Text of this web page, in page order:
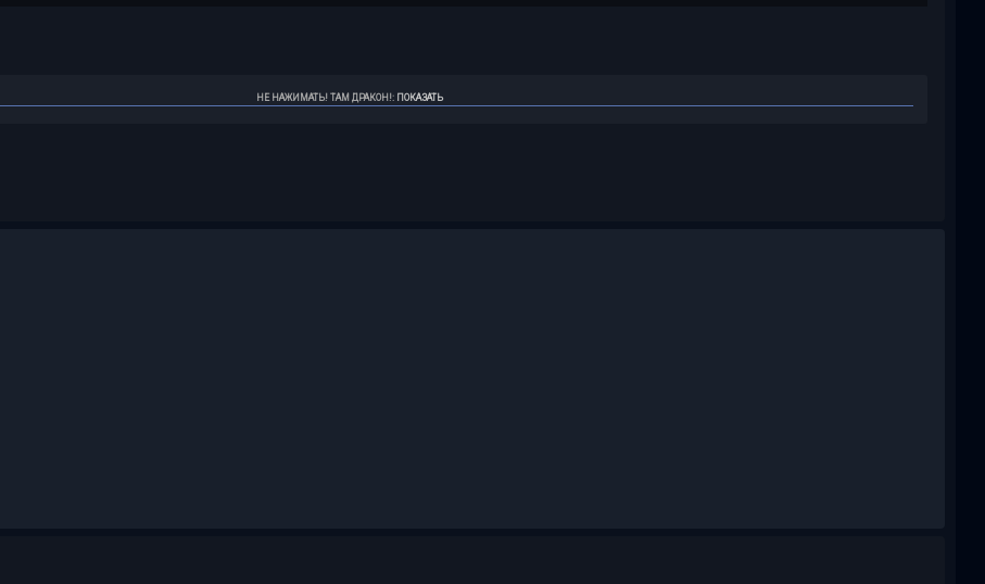
НЕ НАЖИМАТЬ! ТАМ ДРАКОН!: ПОКАЗАТЬ